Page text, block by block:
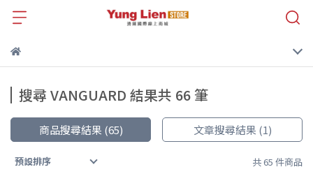
搜尋 VANGUARD 結果共 66 筆
商品搜尋結果 (65) 文章搜尋結果 (1)
預設排序 共 65 件商品